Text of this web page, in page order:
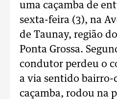
uma caçamba de
sexta-feira (3), na
de Taunay, região
Ponta Grossa.
condutor perdeu o
a via sentido bairro-
caçamba, rodou na